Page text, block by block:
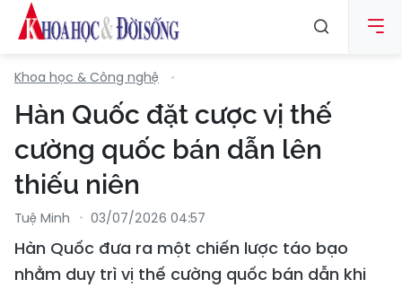
Khoa học & Công nghệ
Hàn Quốc đặt cược vị thế
cường quốc bán dẫn lên
thiếu niên
Tuệ Minh 03/07/2026 04:57
Hàn Quốc đưa ra một chiến lược táo bạo
nhằm duy trì vị thế cường quốc bán dẫn khi